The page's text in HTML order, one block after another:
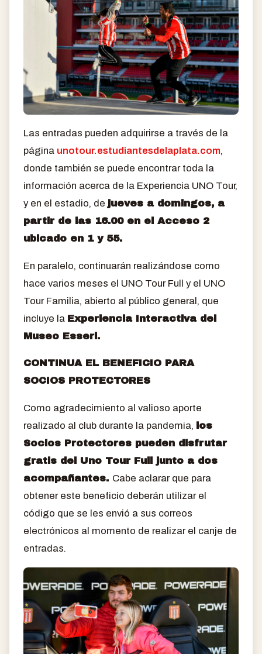
Las entradas pueden adquirirse a través de la
página unotour.estudiantesdelaplata.com,
donde también se puede encontrar toda la
información acerca de la Experiencia UNO Tour,
y en el estadio, de jueves a domingos, a
partir de las 16.00 en el Acceso 2
ubicado en 1 y 55.
En paralelo, continuarán realizándose como
hace varios meses el UNO Tour Full y el UNO
Tour Familia, abierto al público general, que
incluye la Experiencia Interactiva del
Museo Esseri.
CONTINUA EL BENEFICIO PARA
SOCIOS PROTECTORES
Como agradecimiento al valioso aporte
realizado al club durante la pandemia, los
Socios Protectores pueden disfrutar
gratis del Uno Tour Full junto a dos
acompañantes. Cabe aclarar que para
obtener este beneficio deberán utilizar el
código que se les envió a sus correos
electrónicos al momento de realizar el canje de
entradas.